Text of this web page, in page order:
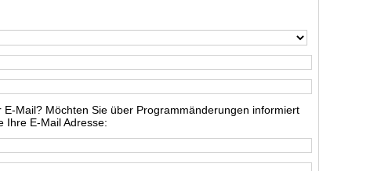
Mail? Möchten Sie über Programmänderungen informiert
Ihre E-Mail Adresse: